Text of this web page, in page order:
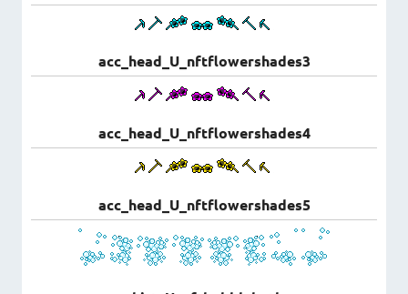
acc_head_U_nftflowershades3
acc_head_U_nftflowershades4
acc_head_U_nftflowershades5